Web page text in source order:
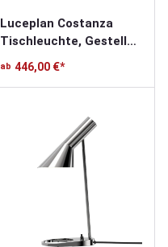
Luceplan Costanza
Tischleuchte, Gestell
ab 446,00 €*